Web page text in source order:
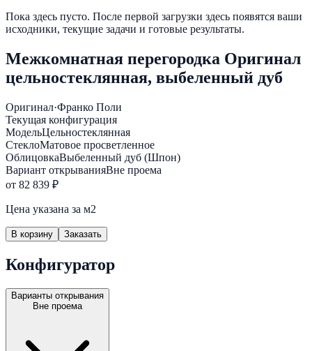
Пока здесь пусто. После первой загрузки здесь появятся ваши
исходники, текущие задачи и готовые результаты.
Межкомнатная перегородка Оригинал
цельностеклянная, выбеленный дуб
Оригинал·Франко Поли
Текущая конфигурация
МодельЦельностеклянная
СтеклоМатовое просветленное
ОблицовкаВыбеленный дуб (Шпон)
Вариант открыванияВне проема
от 82 839 ₽
Цена указана за м2
В корзину Заказать
Конфигуратор
Варианты открывания
Вне проема